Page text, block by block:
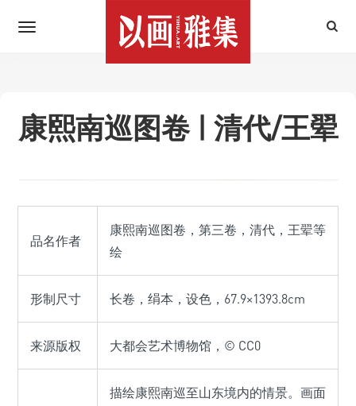
康熙南巡图卷 | 清代/王翚
品名作者
康熙南巡图卷，第三卷，清代，王翚等
绘
形制尺寸 长卷，绢本，设色，67.9×1393.8cm
来源版权 大都会艺术博物馆，© CC0
描绘康熙南巡至山东境内的情景。画面